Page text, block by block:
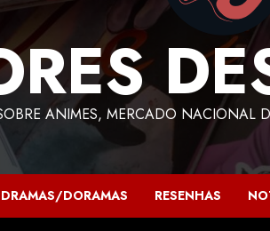
ANIMES, MERCADO NACIONAL
DRAMAS/DORAMAS RESENHAS